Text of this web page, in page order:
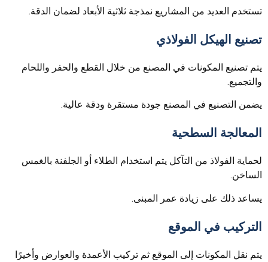
تستخدم العديد من المشاريع نمذجة ثلاثية الأبعاد لضمان الدقة.
تصنيع الهيكل الفولاذي
يتم تصنيع المكونات في المصنع من خلال القطع والحفر واللحام
والتجميع.
يضمن التصنيع في المصنع جودة مستقرة ودقة عالية.
المعالجة السطحية
لحماية الفولاذ من التآكل يتم استخدام الطلاء أو الجلفنة بالغمس
الساخن.
يساعد ذلك على زيادة عمر المبنى.
التركيب في الموقع
يتم نقل المكونات إلى الموقع ثم تركيب الأعمدة والعوارض وأخيرًا